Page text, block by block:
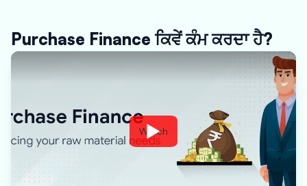
Purchase Finance ਕਿਵੇਂ ਕੰਮ ਕਰਦਾ ਹੈ?
Watch